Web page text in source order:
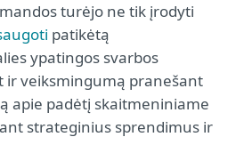
turėjo ne tik įrodyti
patikėtą
ypatingos svarbos
veiksmingumą pranešant
apie padėtį skaitmeniniame
strateginius sprendimus ir